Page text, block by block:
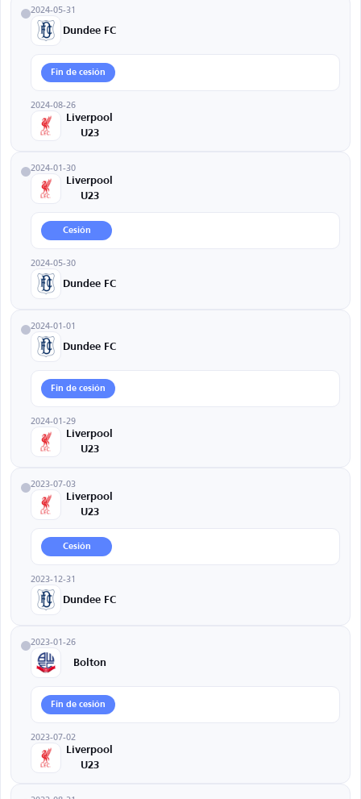
2024-05-31
Dundee FC
Fin de cesión
2024-08-26
Liverpool
U23
2024-01-30
Liverpool
U23
Cesión
2024-05-30
Dundee FC
2024-01-01
Dundee FC
Fin de cesión
2024-01-29
Liverpool
U23
2023-07-03
Liverpool
U23
Cesión
2023-12-31
Dundee FC
2023-01-26
Bolton
Fin de cesión
2023-07-02
Liverpool
U23